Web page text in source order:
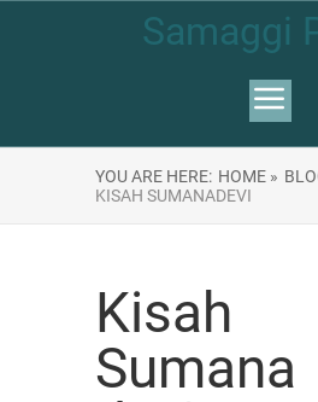
Samaggi
YOU ARE HERE: HOME »
KISAH SUMANADEVI
Kisah
Sumana